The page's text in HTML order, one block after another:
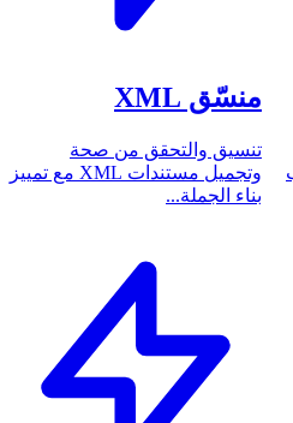
منسّق XML
تنسيق والتحقق من صحة
وتجميل مستندات XML مع تمييز
بناء الجملة...